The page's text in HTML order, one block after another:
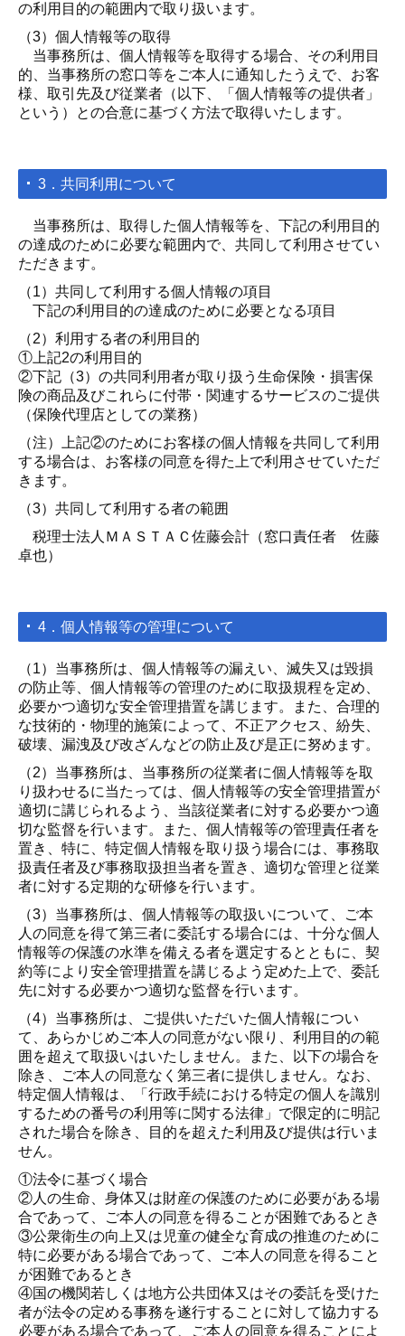
の利用目的の範囲内で取り扱います。
（3）個人情報等の取得
当事務所は、個人情報等を取得する場合、その利用目
的、当事務所の窓口等をご本人に通知したうえで、お客
様、取引先及び従業者（以下、「個人情報等の提供者」
という）との合意に基づく方法で取得いたします。
3．共同利用について
当事務所は、取得した個人情報等を、下記の利用目的
の達成のために必要な範囲内で、共同して利用させてい
ただきます。
（1）共同して利用する個人情報の項目
下記の利用目的の達成のために必要となる項目
（2）利用する者の利用目的
①上記2の利用目的
②下記（3）の共同利用者が取り扱う生命保険・損害保
険の商品及びこれらに付帯・関連するサービスのご提供
（保険代理店としての業務）
（注）上記②のためにお客様の個人情報を共同して利用
する場合は、お客様の同意を得た上で利用させていただ
きます。
（3）共同して利用する者の範囲
税理士法人ＭＡＳＴＡＣ佐藤会計（窓口責任者 佐藤
卓也）
4．個人情報等の管理について
（1）当事務所は、個人情報等の漏えい、滅失又は毀損
の防止等、個人情報等の管理のために取扱規程を定め、
必要かつ適切な安全管理措置を講じます。また、合理的
な技術的・物理的施策によって、不正アクセス、紛失、
破壊、漏洩及び改ざんなどの防止及び是正に努めます。
（2）当事務所は、当事務所の従業者に個人情報等を取
り扱わせるに当たっては、個人情報等の安全管理措置が
適切に講じられるよう、当該従業者に対する必要かつ適
切な監督を行います。また、個人情報等の管理責任者を
置き、特に、特定個人情報を取り扱う場合には、事務取
扱責任者及び事務取扱担当者を置き、適切な管理と従業
者に対する定期的な研修を行います。
（3）当事務所は、個人情報等の取扱いについて、ご本
人の同意を得て第三者に委託する場合には、十分な個人
情報等の保護の水準を備える者を選定するとともに、契
約等により安全管理措置を講じるよう定めた上で、委託
先に対する必要かつ適切な監督を行います。
（4）当事務所は、ご提供いただいた個人情報につい
て、あらかじめご本人の同意がない限り、利用目的の範
囲を超えて取扱いはいたしません。また、以下の場合を
除き、ご本人の同意なく第三者に提供しません。なお、
特定個人情報は、「行政手続における特定の個人を識別
するための番号の利用等に関する法律」で限定的に明記
された場合を除き、目的を超えた利用及び提供は行いま
せん。
①法令に基づく場合
②人の生命、身体又は財産の保護のために必要がある場
合であって、ご本人の同意を得ることが困難であるとき
③公衆衛生の向上又は児童の健全な育成の推進のために
特に必要がある場合であって、ご本人の同意を得ること
が困難であるとき
④国の機関若しくは地方公共団体又はその委託を受けた
者が法令の定める事務を遂行することに対して協力する
必要がある場合であって、ご本人の同意を得ることによ